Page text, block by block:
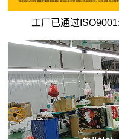
工厂已通过